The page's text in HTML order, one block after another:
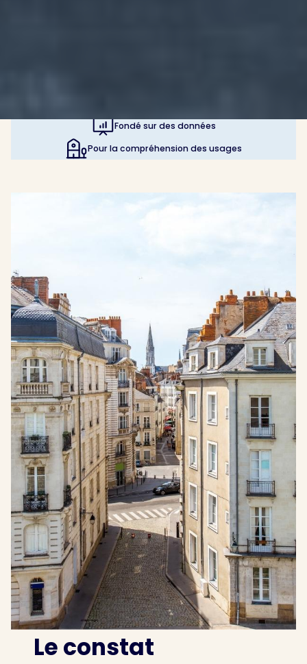
Fondé sur des données
Pour la compréhension des usages
Le constat